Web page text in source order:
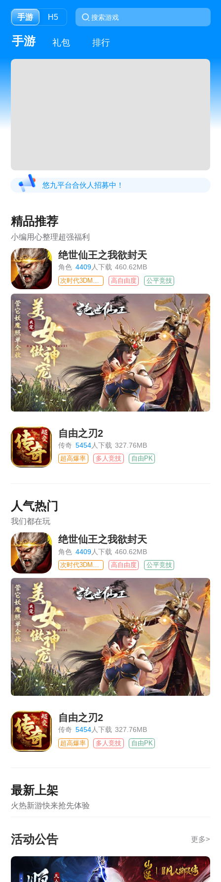
手游 H5
手游 礼包 排行
悠九平台合伙人招募中！
精品推荐
小编用心整理超强福利
绝世仙王之我欲封天
角色 4409人下载 460.62MB
高自由度 公平竞技
自由之刃2
传奇 5454人下载 327.76MB
超高爆率 多人竞技 自由PK
人气热门
我们都在玩
绝世仙王之我欲封天
角色 4409人下载 460.62MB
高自由度 公平竞技
自由之刃2
传奇 5454人下载 327.76MB
超高爆率 多人竞技 自由PK
最新上架
火热新游快来抢先体验
活动公告 更多>